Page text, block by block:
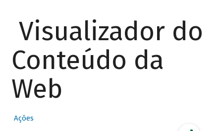
Visualizador do
Conteúdo da
Web
Ações